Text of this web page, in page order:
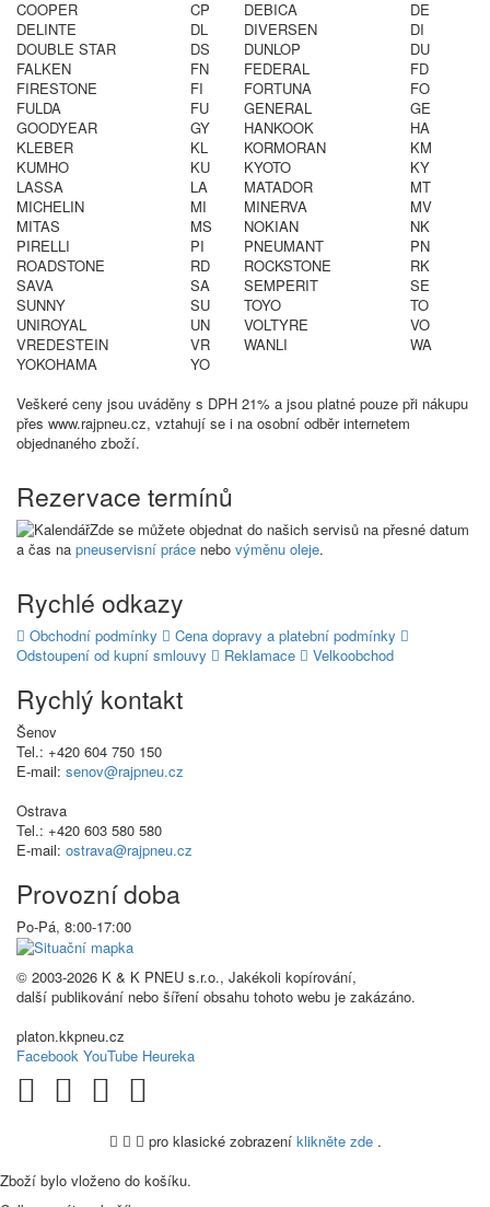
COOPER
CP DEBICA
DE
DELINTE
DL DIVERSEN
DI
DOUBLE STAR
DS DUNLOP
DU
FALKEN
FN FEDERAL
FD
FIRESTONE
FI FORTUNA
FO
FULDA
FU GENERAL
GE
GOODYEAR
GY HANKOOK
HA
KLEBER
KL KORMORAN
KM
KUMHO
KU KYOTO
KY
LASSA
LA MATADOR
MT
MICHELIN
MI MINERVA
MV
MITAS
MS NOKIAN
NK
PIRELLI
PI PNEUMANT
PN
ROADSTONE
RD ROCKSTONE
RK
SAVA
SA SEMPERIT
SE
SUNNY
SU TOYO
TO
UNIROYAL
UN VOLTYRE
VO
VREDESTEIN
VR WANLI
WA
YOKOHAMA
YO
Veškeré ceny jsou uváděny s DPH 21% a jsou platné pouze při nákupu
přes www.rajpneu.cz, vztahují se i na osobní odběr internetem
objednaného zboží.
Rezervace termínů
Zde se můžete objednat do našich servisů na přesné datum
a čas na pneuservisní práce nebo výměnu oleje.
Rychlé odkazy
Obchodní podmínky
Cena dopravy a platební podmínky
Odstoupení od kupní smlouvy
Reklamace Velkoobchod
Rychlý kontakt
Šenov
Tel.: +420 604 750 150
E-mail: senov@rajpneu.cz
Ostrava
Tel.: +420 603 580 580
E-mail: ostrava@rajpneu.cz
Provozní doba
Po-Pá, 8:00-17:00
© 2003-2026 K & K PNEU s.r.o., Jakékoli kopírování,
další publikování nebo šíření obsahu tohoto webu je zakázáno.
platon.kkpneu.cz
Facebook YouTube Heureka
pro klasické zobrazení klikněte zde.
Zboží bylo vloženo do košíku.